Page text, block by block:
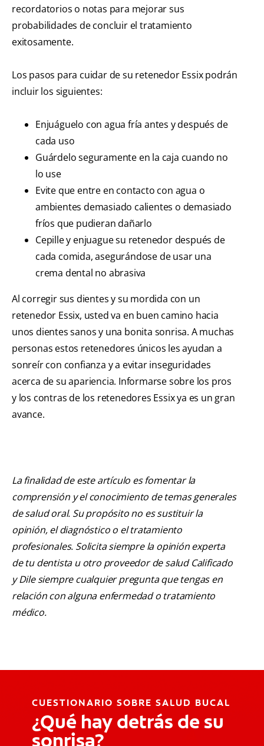
recordatorios o notas para mejorar sus
probabilidades de concluir el tratamiento
exitosamente.
Los pasos para cuidar de su retenedor Essix podrán
incluir los siguientes:
Enjuáguelo con agua fría antes y después de
cada uso
Guárdelo seguramente en la caja cuando no
lo use
Evite que entre en contacto con agua o
ambientes demasiado calientes o demasiado
fríos que pudieran dañarlo
Cepille y enjuague su retenedor después de
cada comida, asegurándose de usar una
crema dental no abrasiva
Al corregir sus dientes y su mordida con un
retenedor Essix, usted va en buen camino hacia
unos dientes sanos y una bonita sonrisa. A muchas
personas estos retenedores únicos les ayudan a
sonreír con confianza y a evitar inseguridades
acerca de su apariencia. Informarse sobre los pros
y los contras de los retenedores Essix ya es un gran
avance.
La finalidad de este artículo es fomentar la
comprensión y el conocimiento de temas generales
de salud oral. Su propósito no es sustituir la
opinión, el diagnóstico o el tratamiento
profesionales. Solicita siempre la opinión experta
de tu dentista u otro proveedor de salud Calificado
y Dile siempre cualquier pregunta que tengas en
relación con alguna enfermedad o tratamiento
médico.
CUESTIONARIO SOBRE SALUD BUCAL
¿Qué hay detrás de su
sonrisa?